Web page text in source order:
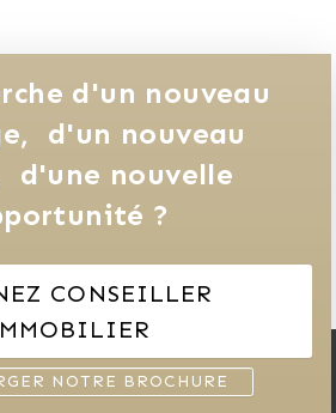
d'un nouveau
d'un nouveau
d'une nouvelle
?
CONSEILLER
NOTRE BROCHURE